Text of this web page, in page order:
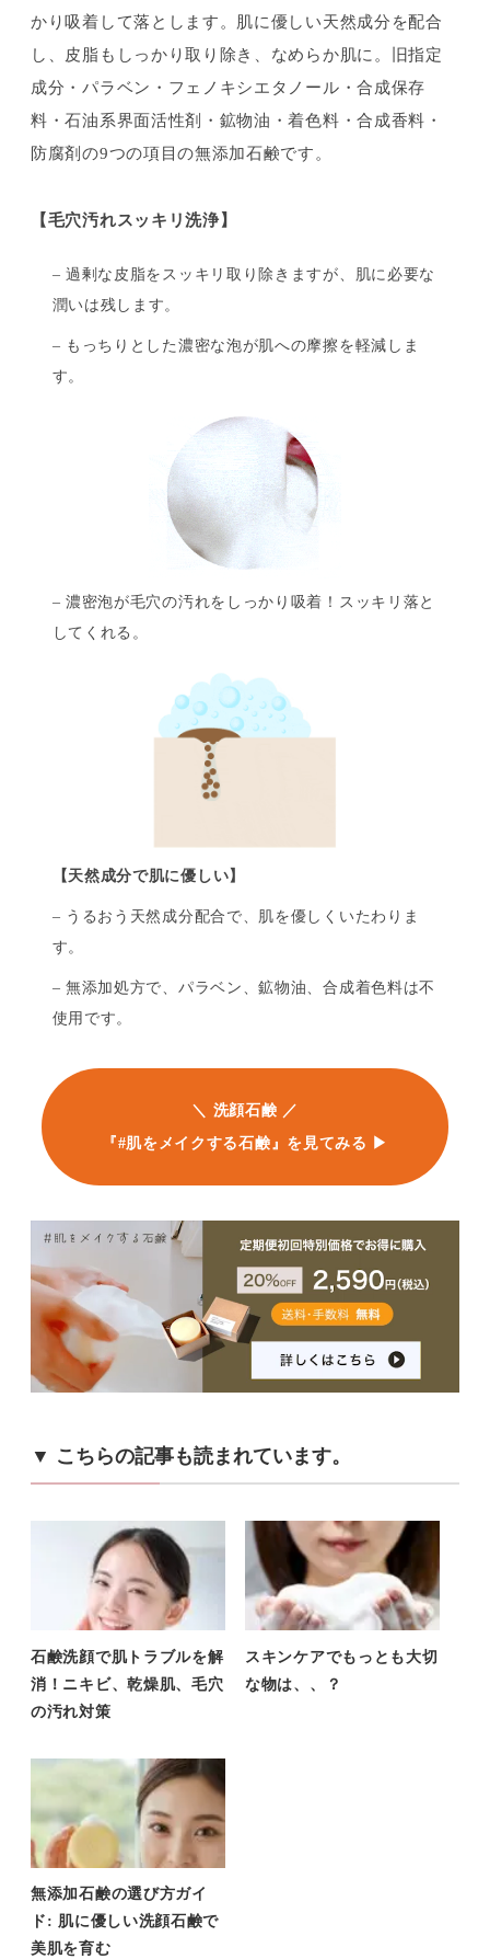
かり吸着して落とします。肌に優しい天然成分を配合
し、皮脂もしっかり取り除き、なめらか肌に。旧指定
成分・パラベン・フェノキシエタノール・合成保存
料・石油系界面活性剤・鉱物油・着色料・合成香料・
防腐剤の9つの項目の無添加石鹸です。
【毛穴汚れスッキリ洗浄】
– 過剰な皮脂をスッキリ取り除きますが、肌に必要な
潤いは残します。
– もっちりとした濃密な泡が肌への摩擦を軽減しま
す。
– 濃密泡が毛穴の汚れをしっかり吸着！スッキリ落と
してくれる。
【天然成分で肌に優しい】
– うるおう天然成分配合で、肌を優しくいたわりま
す。
– 無添加処方で、パラベン、鉱物油、合成着色料は不
使用です。
＼ 洗顔石鹸 ／
『#肌をメイクする石鹸』を見てみる ▶︎
▼ こちらの記事も読まれています。
石鹸洗顔で肌トラブルを解
消！ニキビ、乾燥肌、毛穴
の汚れ対策
スキンケアでもっとも大切
な物は、、？
無添加石鹸の選び方ガイ
ド: 肌に優しい洗顔石鹸で
美肌を育む